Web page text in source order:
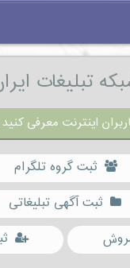
تبلیغات
اینترنت معرفی
ثبت گروه تلگرام
ثبت آگهی تبلیغاتی